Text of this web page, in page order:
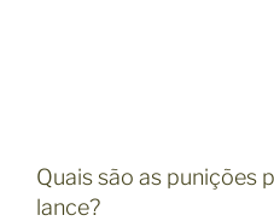
Quais são as punições
lance?